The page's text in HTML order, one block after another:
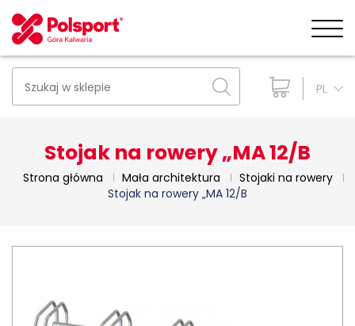
PL
Stojak na rowery „MA 12/B
Strona główna Mała architektura
Stojaki na rowery
Stojak na rowery „MA 12/B